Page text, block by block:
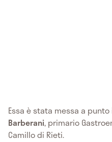
Essa è stata messa a
Barberani, primario
Camillo di Rieti.